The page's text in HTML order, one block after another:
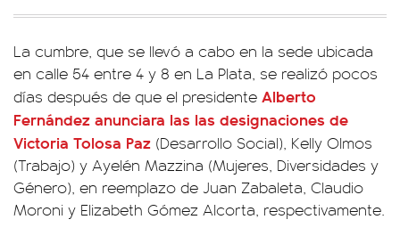
La cumbre, que se llevó a cabo en la sede ubicada
en calle 54 entre 4 y 8 en La Plata, se realizó pocos
días después de que el presidente Alberto
Fernández anunciara las las designaciones de
Victoria Tolosa Paz (Desarrollo Social), Kelly Olmos
(Trabajo) y Ayelén Mazzina (Mujeres, Diversidades y
Género), en reemplazo de Juan Zabaleta, Claudio
Moroni y Elizabeth Gómez Alcorta, respectivamente.